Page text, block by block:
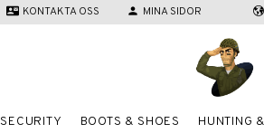
contact_mail KONTAKTA OSS person MINA SIDOR
SECURITY BOOTS & SHOES HUNTING